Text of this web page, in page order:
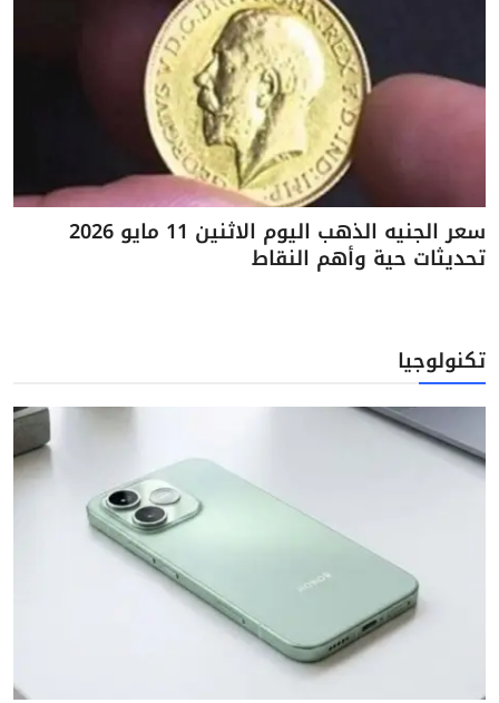
سعر الجنيه الذهب اليوم الاثنين 11 مايو 2026
تحديثات حية وأهم النقاط
تكنولوجيا